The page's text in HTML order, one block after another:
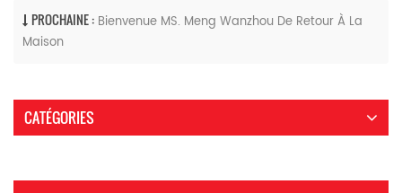
PROCHAINE : Bienvenue MS. Meng Wanzhou De Retour À La
Maison
CATÉGORIES